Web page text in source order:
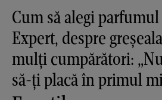
Cum să alegi
Expert, despre
mulți cumpărători:
să-ți placă în primul